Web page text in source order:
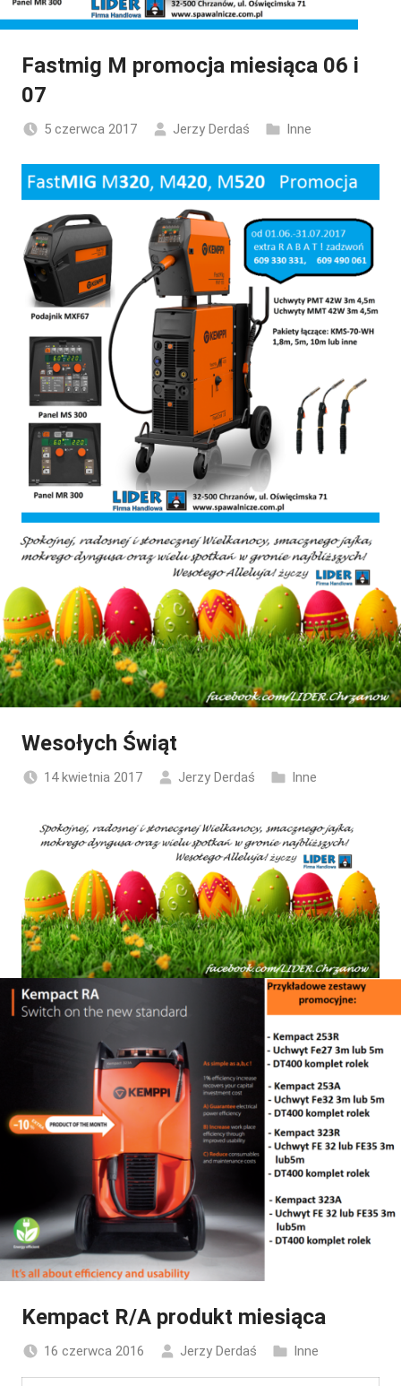
Fastmig M promocja miesiąca 06 i
07
5 czerwca 2017 Jerzy Derdaś Inne
Wesołych Świąt
14 kwietnia 2017 Jerzy Derdaś Inne
Kempact R/A produkt miesiąca
16 czerwca 2016 Jerzy Derdaś Inne